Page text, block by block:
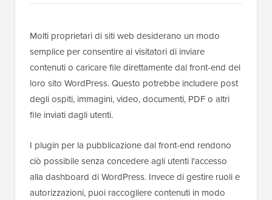
Molti proprietari di siti web desiderano un modo
semplice per consentire ai visitatori di inviare
contenuti o caricare file direttamente dal front-end del
loro sito WordPress. Questo potrebbe includere post
degli ospiti, immagini, video, documenti, PDF o altri
file inviati dagli utenti.
I plugin per la pubblicazione dal front-end rendono
ciò possibile senza concedere agli utenti l'accesso
alla dashboard di WordPress. Invece di gestire ruoli e
autorizzazioni, puoi raccogliere contenuti in modo